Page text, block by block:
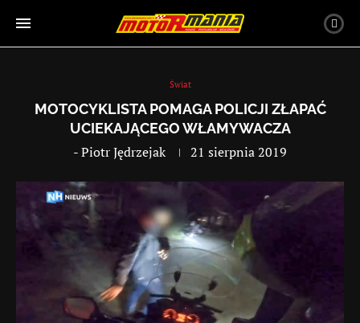
Świat
MOTOCYKLISTA POMAGA POLICJI ZŁAPAĆ
UCIEKAJĄCEGO WŁAMYWACZA
-Piotr Jędrzejak 21 sierpnia 2019